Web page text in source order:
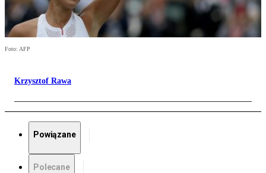
Foto: AFP
Krzysztof Rawa
Powiązane
Polecane